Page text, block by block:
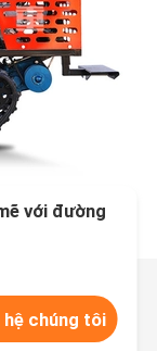
với đường
hệ chúng tôi